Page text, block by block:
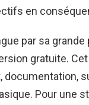
en
par sa grande
gratuite.
documentation,
Pour une